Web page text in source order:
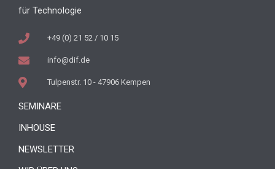
für Technologie
+49 (0) 21 52 / 10 15
info@dif.de
Tulpenstr. 10 - 47906 Kempen
SEMINARE
INHOUSE
NEWSLETTER